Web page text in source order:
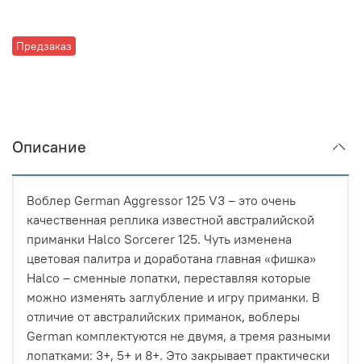
Предзаказ
Описание
Воблер German Aggressor 125 V3 – это очень
качественная реплика известной австралийской
приманки Halco Sorcerer 125. Чуть изменена
цветовая палитра и доработана главная «фишка»
Halco – сменные лопатки, переставляя которые
можно изменять заглубление и игру приманки. В
отличие от австралийских приманок, воблеры
German комплектуются не двумя, а тремя разными
лопатками: 3+, 5+ и 8+. Это закрывает практически